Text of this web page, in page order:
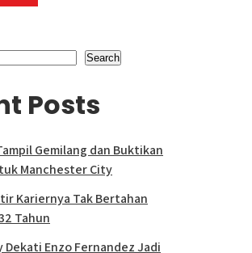
Search
Posts
Gemilang dan Buktikan
Manchester City
Kariernya Tak Bertahan
Tahun
Dekati Enzo Fernandez Jadi